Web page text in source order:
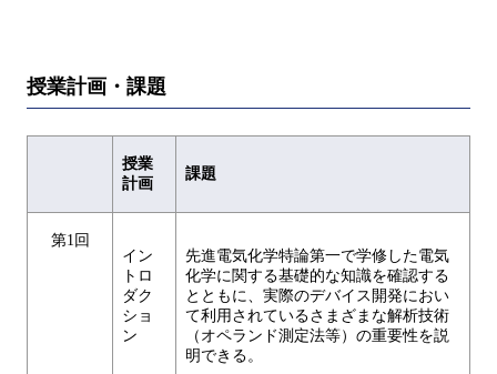
授業計画・課題
授業
計画
課題
第1回
イン
トロ
ダク
ショ
ン
先進電気化学特論第一で学修した電気
化学に関する基礎的な知識を確認する
とともに、実際のデバイス開発におい
て利用されているさまざまな解析技術
（オペランド測定法等）の重要性を説
明できる。